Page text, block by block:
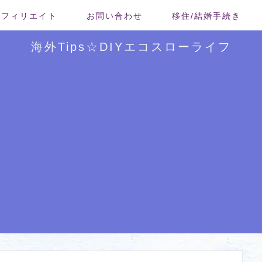
ィリエイト お問い合わせ 移住/結婚手続き
海外Tips☆DIYエコスローライフ